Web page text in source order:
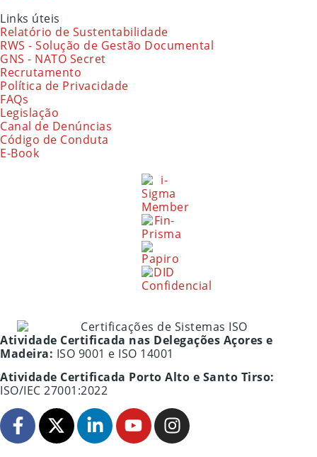
Links úteis
Relatório de Sustentabilidade
RWS - Solução de Gestão Documental
GNS - NATO Secret
Recrutamento
Política de Privacidade
FAQs
Legislação
Canal de Denúncias
Código de Conduta
E-Book
Atividade Certificada nas Delegações Açores e
Madeira: ISO 9001 e ISO 14001
Atividade Certificada Porto Alto e Santo Tirso:
ISO/IEC 27001:2022